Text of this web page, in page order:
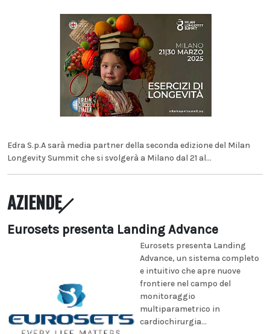
Edra S.p.A sarà media partner della seconda edizione del Milan
Longevity Summit che si svolgerà a Milano dal 21 al...
AZIENDE
Eurosets presenta Landing Advance
Eurosets presenta Landing
Advance, un sistema completo
e intuitivo che apre nuove
frontiere nel campo del
monitoraggio
multiparametrico in
cardiochirurgia...